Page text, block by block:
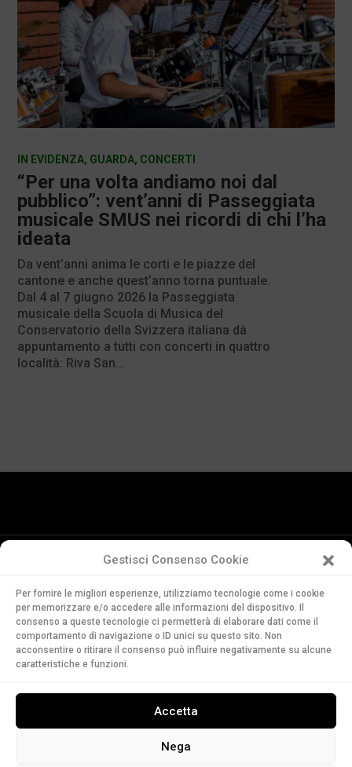
Gestisci Consenso Cookie
Per fornire le migliori esperienze, utilizziamo tecnologie come i cookie
per memorizzare e/o accedere alle informazioni del dispositivo. Il
consenso a queste tecnologie ci permetterà di elaborare dati come il
comportamento di navigazione o ID unici su questo sito. Non
acconsentire o ritirare il consenso può influire negativamente su alcune
caratteristiche e funzioni.
Accetta
Nega
“Per una volta andiamo noi dal
pubblico”: vent’anni di Passeggiata
musicale SMUS nei ricordi di chi l’ha
ideata
IN EVIDENZA, GUARDA, CONCERTI
Da vent’anni anima le corti e le piazze del
cantone e anche quest’anno torna puntuale.
Dal 4 al 7 giugno 2026 la Passeggiata
musicale della Scuola di Musica del
Conservatorio della Svizzera italiana dà
appuntamento a tutti con concerti in quattro
località: Riva San...
della Svizzera Italiana
Via Soldino 9
CH-6900 Lugano
T. +41 91 960 30 40
GUARDA
LEGGI